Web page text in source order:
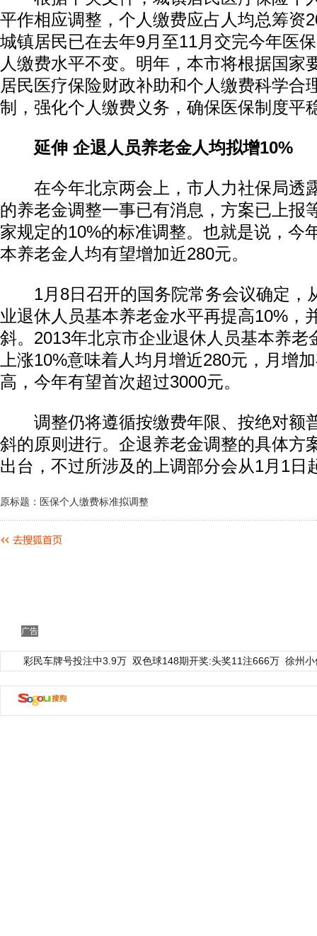
平作相应调整，个人缴费应占人均总筹资
城镇居民已在去年9月至11月交完今年医
人缴费水平不变。明年，本市将根据国家
居民医疗保险财政补助和个人缴费科学合
制，强化个人缴费义务，确保医保制度平
延伸 企退人员养老金人均拟增10%
在今年北京两会上，市人力社保局透
的养老金调整一事已有消息，方案已上报
家规定的10%的标准调整。也就是说，今
本养老金人均有望增加近280元。
1月8日召开的国务院常务会议确定，
业退休人员基本养老金水平再提高10%，
斜。2013年北京市企业退休人员基本养老
上涨10%意味着人均月增近280元，月增
高，今年有望首次超过3000元。
调整仍将遵循按缴费年限、按绝对额
斜的原则进行。企退养老金调整的具体方
出台，不过所涉及的上调部分会从1月1日
原标题：医保个人缴费标准拟调整
广告
彩民车牌号投注中3.9万 双色球148期开奖:头奖11注666万 徐州